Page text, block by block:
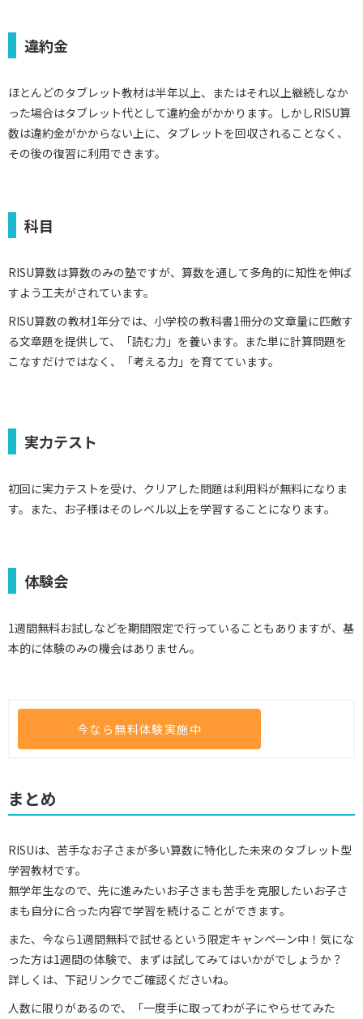
違約金
ほとんどのタブレット教材は半年以上、またはそれ以上継続しなか
った場合はタブレット代として違約金がかかります。しかしRISU算
数は違約金がかからない上に、タブレットを回収されることなく、
その後の復習に利用できます。
科目
RISU算数は算数のみの塾ですが、算数を通して多角的に知性を伸ば
すよう工夫がされています。
RISU算数の教材1年分では、小学校の教科書1冊分の文章量に匹敵す
る文章題を提供して、「読む力」を養います。また単に計算問題を
こなすだけではなく、「考える力」を育てています。
実力テスト
初回に実力テストを受け、クリアした問題は利用料が無料になりま
す。また、お子様はそのレベル以上を学習することになります。
体験会
1週間無料お試しなどを期間限定で行っていることもありますが、基
本的に体験のみの機会はありません。
今なら無料体験実施中
まとめ
RISUは、苦手なお子さまが多い算数に特化した未来のタブレット型
学習教材です。
無学年生なので、先に進みたいお子さまも苦手を克服したいお子さ
まも自分に合った内容で学習を続けることができます。
また、今なら1週間無料で試せるという限定キャンペーン中！気にな
った方は1週間の体験で、まずは試してみてはいかがでしょうか？
詳しくは、下記リンクでご確認くださいね。
人数に限りがあるので、「一度手に取ってわが子にやらせてみた